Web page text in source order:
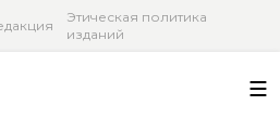
Этическая политика
изданий